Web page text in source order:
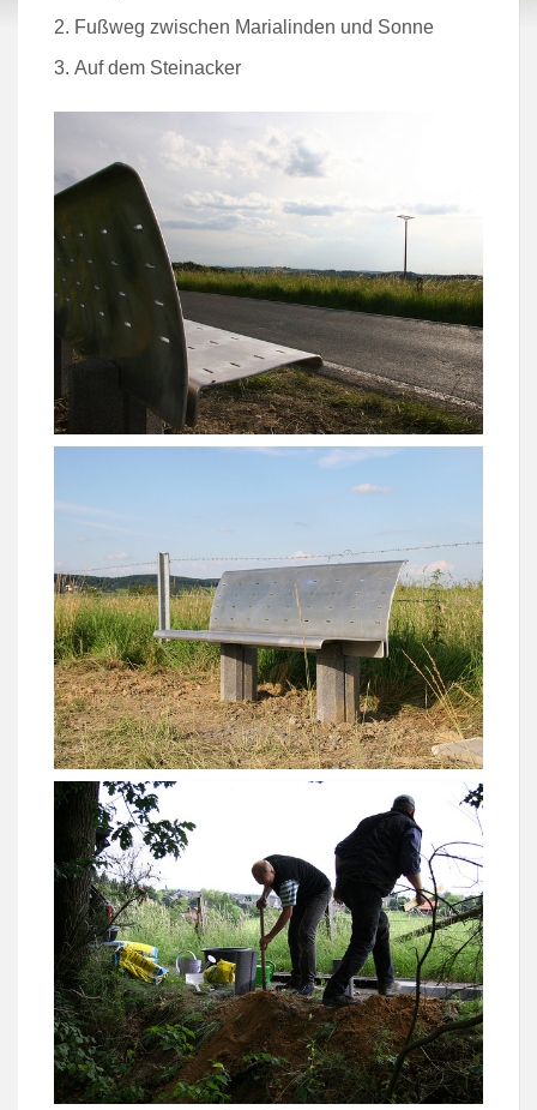
Fußweg zwischen Marialinden und Sonne
Auf dem Steinacker